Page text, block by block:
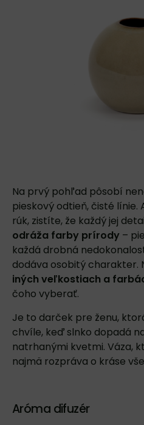
Na prvý pohľad pôsobí
pieskový odtieň, čisté línie.
rúk, zistíte, že každý jej
odráža farby prírody –
každá drobná
dodáva osobitý charakter.
iných veľkostiach a
čoho vyberať.
Je to darček pre ženu,
chvíle, keď slnko dopadá
natrhanými kvetmi. Váza,
najmä rozpráva o kráse
Aróma difuzér